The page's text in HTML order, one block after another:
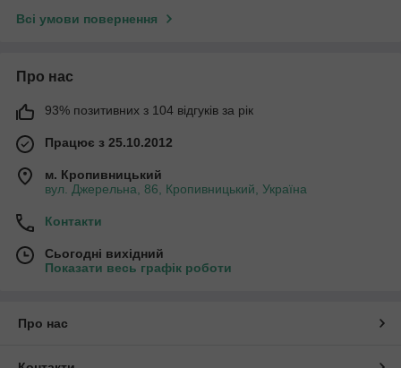
Всі умови повернення
Про нас
93% позитивних з 104 відгуків за рік
Працює з 25.10.2012
м. Кропивницький
вул. Джерельна, 86, Кропивницький, Україна
Контакти
Сьогодні вихідний
Показати весь графік роботи
Про нас